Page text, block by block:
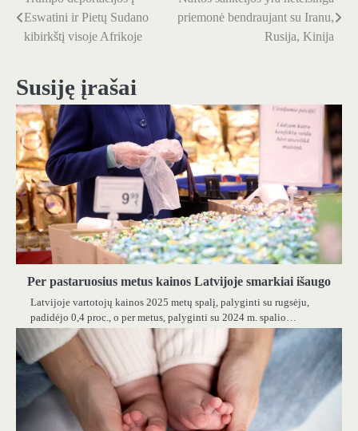
tarp
Eswatini ir Pietų Sudano
kibirkštį visoje Afrikoje
priemonė bendraujant su Iranu,
Rusija, Kinija
Susiję įrašai
Per pastaruosius metus kainos Latvijoje smarkiai išaugo
Latvijoje vartotojų kainos 2025 metų spalį, palyginti su rugsėju,
padidėjo 0,4 proc., o per metus, palyginti su 2024 m. spalio…